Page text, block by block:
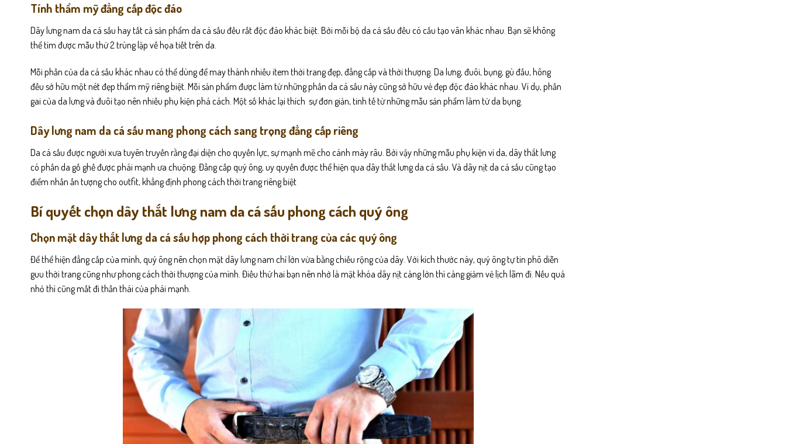
Tính thẩm mỹ đẳng cấp độc đáo
Dây lưng nam da cá sấu hay tất cả sản phẩm da cá sấu đều rất độc đáo khác biệt. Bởi mỗi bộ da cá sấu đều có cấu tạo vân khác nhau. Bạn sẽ không
thể tìm được mẫu thứ 2 trùng lặp về họa tiết trên da.
Mỗi phần của da cá sấu khác nhau có thể dùng để may thành nhiều item thời trang đẹp, đẳng cấp và thời thượng. Da lưng, đuôi, bụng, gù đầu, hông
đều sở hữu một nét đẹp thẩm mỹ riêng biệt. Mỗi sản phẩm được làm từ những phần da cá sấu này cũng sở hữu vẻ đẹp độc đáo khác nhau. Ví dụ, phần
gai của da lưng và đuôi tạo nên nhiều phụ kiện phá cách. Một số khác lại thích sự đơn giản, tinh tế từ những mẫu sản phẩm làm từ da bụng.
Dây lưng nam da cá sấu mang phong cách sang trọng đẳng cấp riêng
Da cá sấu được người xưa tuyên truyền rằng đại diện cho quyền lực, sự mạnh mẽ cho cánh mày râu. Bởi vậy những mẫu phụ kiện ví da, dây thắt lưng
có phần da gồ ghề được phái mạnh ưa chuộng. Đẳng cấp quý ông, uy quyền được thể hiện qua dây thắt lưng da cá sấu. Và dây nịt da cá sấu cũng tạo
điểm nhấn ấn tượng cho outfit, khẳng định phong cách thời trang riêng biệt
Bí quyết chọn dây thắt lưng nam da cá sấu phong cách quý ông
Chọn mặt dây thắt lưng da cá sấu hợp phong cách thời trang của các quý ông
Để thể hiện đẳng cấp của mình, quý ông nên chọn mặt dây lưng nam chỉ lớn vừa bằng chiều rộng của dây. Với kích thước này, quý ông tự tin phô diễn
guu thời trang cũng như phong cách thời thượng của mình. Điều thứ hai bạn nên nhớ là mặt khóa dây nịt càng lớn thì càng giảm vẻ lịch lãm đi. Nếu quá
nhỏ thì cũng mất đi thần thái của phái mạnh.